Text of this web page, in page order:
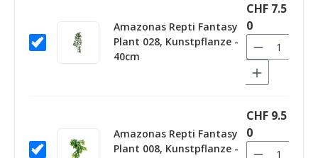
Amazonas Repti Fantasy
Plant 028, Kunstpflanze -
40cm
CHF 7.5
0
Amazonas Repti Fantasy
Plant 008, Kunstpflanze -
CHF 9.5
0